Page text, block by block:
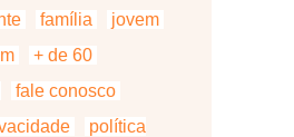
família
jovem
+ de 60
fale conosco
política